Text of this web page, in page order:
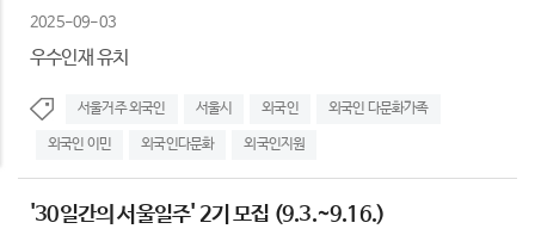
2025-09-03
우수인재 유치
서울거주 외국인 서울시 외국인 외국인 다문화가족
외국인 이민 외국인다문화 외국인지원
'30일간의 서울일주' 2기 모집 (9.3.~9.16.)